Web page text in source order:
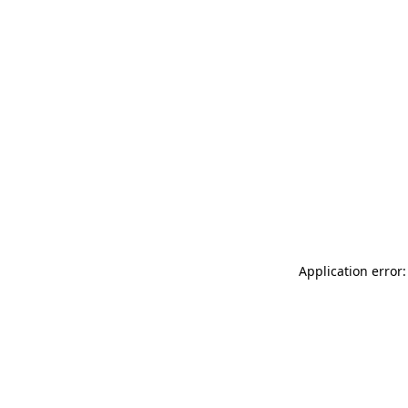
Application